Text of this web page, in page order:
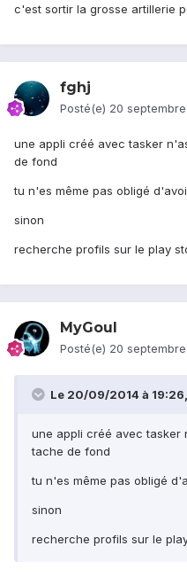
c'est sortir la grosse artillerie
fghj
Posté(e) 20
une appli créé avec tasker
de fond
tu n'es même pas obligé
sinon
recherche profils sur le play
MyGoul
Posté(e) 20
Le 20/09/2014 à
une appli créé avec tasker
tache de fond
tu n'es même pas obligé
sinon
recherche profils sur le